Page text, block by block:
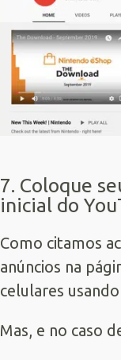
7. Coloque
inicial do
Como citamos
anúncios na
celulares
Mas, e no caso